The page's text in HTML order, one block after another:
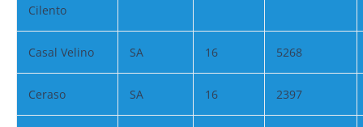
Cilento
Casal Velino SA 16 5268
Ceraso SA 16 2397